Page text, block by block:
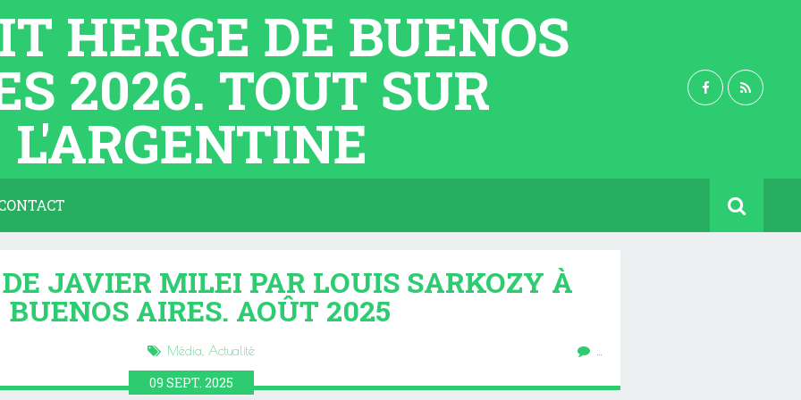
HERGE DE BUENOS
2026. TOUT SUR
L'ARGENTINE
JAVIER MILEI PAR LOUIS SARKOZY À
BUENOS AIRES. AOÛT 2025
Média, Actualité …
09 SEPT. 2025